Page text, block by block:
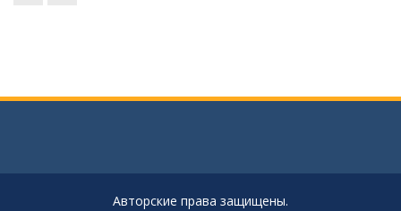
Авторские права защищены.